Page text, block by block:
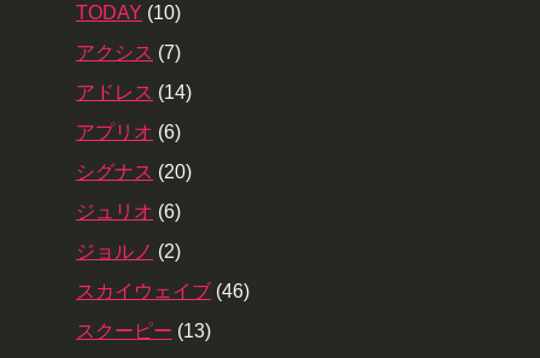
TODAY (10)
アクシス (7)
アドレス (14)
アプリオ (6)
シグナス (20)
ジュリオ (6)
ジョルノ (2)
スカイウェイブ (46)
スクーピー (13)